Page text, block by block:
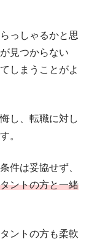
っしゃるかと思
見つからない
しまうことがよ
し、転職に対し
。
件は妥協せず、
ントの方と一緒
ントの方も柔軟